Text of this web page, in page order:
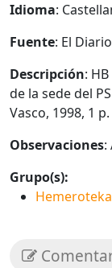
Idioma:
Fuente: El
Descripción:
de la sede del
Vasco, 1998, 1 p.
Observaciones:
Grupo(s):